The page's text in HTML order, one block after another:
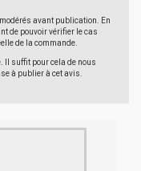
avant publication. En
de pouvoir vérifier le cas
de la commande.
Il suffit pour cela de nous
à publier à cet avis.